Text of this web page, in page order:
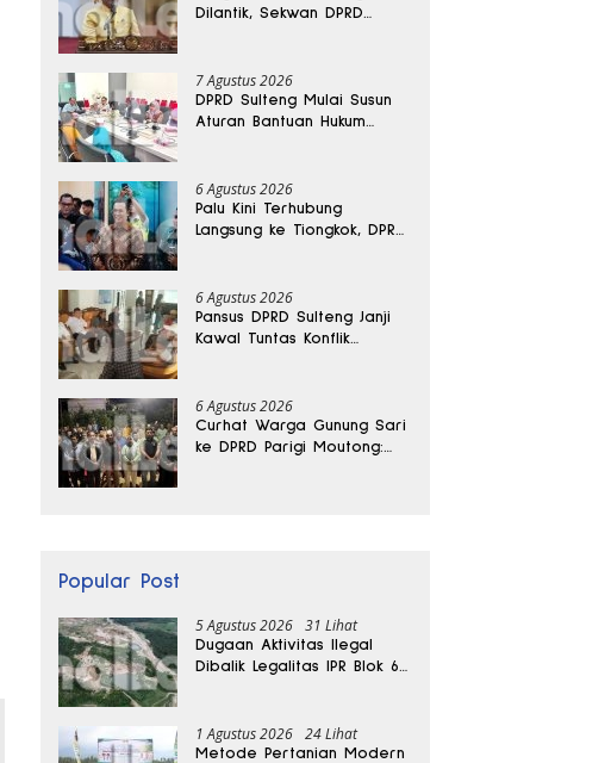
Dilantik, Sekwan DPRD
7 Agustus 2026
DPRD Sulteng Mulai Susun
Aturan Bantuan Hukum
6 Agustus 2026
Palu Kini Terhubung
Langsung ke Tiongkok, DPRD
6 Agustus 2026
Pansus DPRD Sulteng Janji
Kawal Tuntas Konflik
6 Agustus 2026
Curhat Warga Gunung Sari
ke DPRD Parigi Moutong:
Popular Post
5 Agustus 2026 31 Lihat
Dugaan Aktivitas Ilegal
Dibalik Legalitas IPR Blok 6
1 Agustus 2026 24 Lihat
Metode Pertanian Modern